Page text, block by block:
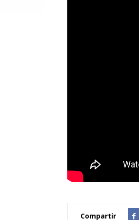
Compartir